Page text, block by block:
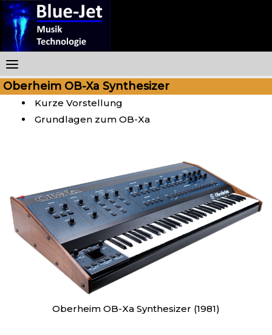
Skip
to
content
Oberheim OB-Xa Synthesizer
Kurze Vorstellung
Grundlagen zum OB-Xa
Oberheim OB-Xa Synthesizer (1981)